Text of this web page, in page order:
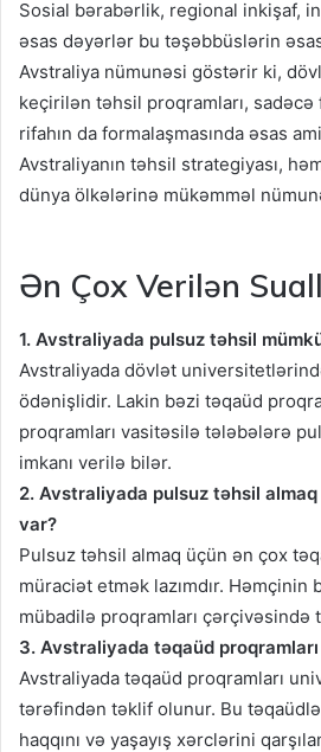
Sosial bərabərlik, regional inkişaf,
əsas dəyərlər bu təşəbbüslərin
Avstraliya nümunəsi göstərir ki,
keçirilən təhsil proqramları,
rifahın da formalaşmasında əsas
Avstraliyanın təhsil strategiyası,
dünya ölkələrinə mükəmməl
Ən Çox Verilən
1. Avstraliyada pulsuz təhsil
Avstraliyada dövlət
ödənişlidir. Lakin bəzi təqaüd
proqramları vasitəsilə tələbələrə
imkanı verilə bilər.
2. Avstraliyada pulsuz təhsil
var?
Pulsuz təhsil almaq üçün ən çox
müraciət etmək lazımdır.
mübadilə proqramları
3. Avstraliyada təqaüd
Avstraliyada təqaüd proqramları
tərəfindən təklif olunur. Bu
haqqını və yaşayış xərclərini